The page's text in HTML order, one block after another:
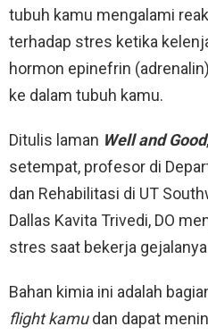
tubuh kamu mengalami
terhadap stres ketika
hormon epinefrin
ke dalam tubuh kamu.
Ditulis laman Well and Good
setempat, profesor di
dan Rehabilitasi di UT
Dallas Kavita Trivedi, DO
stres saat bekerja
Bahan kimia ini adalah
flight kamudan dapat